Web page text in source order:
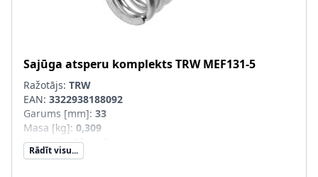
Sajūga atsperu komplektsTRW MEF131-5
Ražotājs: TRW
EAN: 3322938188092
Garums [mm]: 33
Masa [kg]: 0,309
Materiāls:Tērauds
Iekšējais diametrs [mm]
Rādīt visu...